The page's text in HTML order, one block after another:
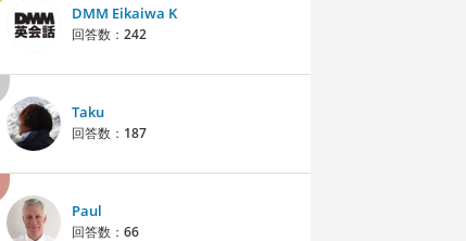
DMM Eikaiwa K
回答数： 242
Taku
回答数： 187
Paul
回答数： 66